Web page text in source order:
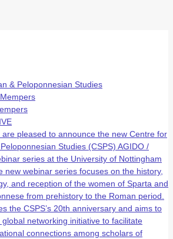
& Peloponnesian Studies
are pleased to announce the new Centre for
Studies (CSPS) AGIDO /
series at the University of Nottingham
new webinar series focuses on the history,
and reception of the women of Sparta and
from prehistory to the Roman period.
the CSPS’s 20th anniversary and aims to
networking initiative to facilitate
connections among scholars of